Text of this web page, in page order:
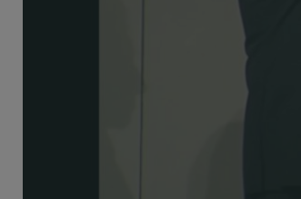
News, eventi & press